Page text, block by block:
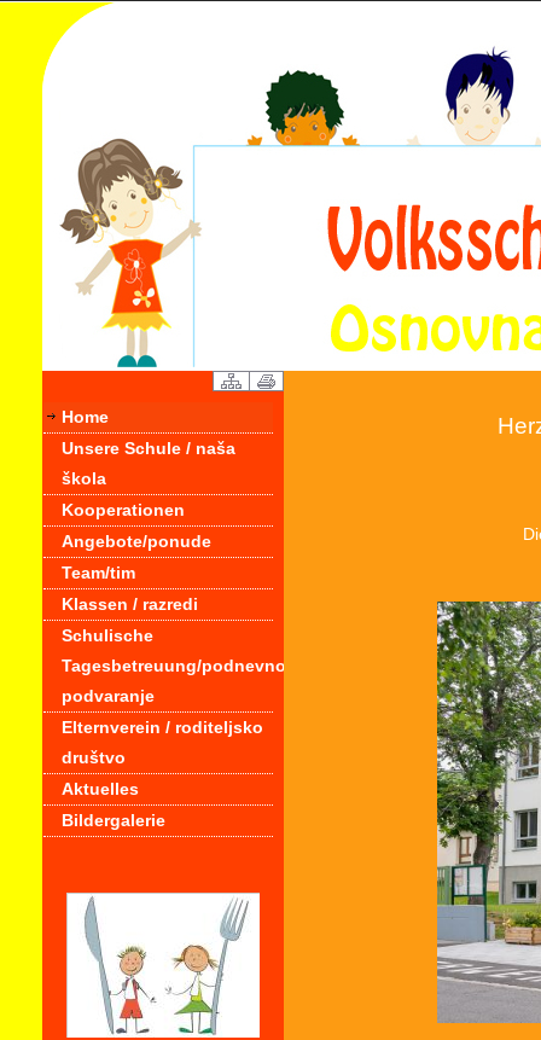
Home
Unsere Schule / naša
škola
Kooperationen
Angebote/ponude
Team/tim
Klassen / razredi
Schulische
Tagesbetreuung/podnevno
podvaranje
Elternverein / roditeljsko
društvo
Aktuelles
Bildergalerie